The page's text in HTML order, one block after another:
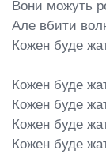
Вони можуть
Але вбити
Кожен буде
Кожен буде
Кожен буде
Кожен буде
Кожен буде